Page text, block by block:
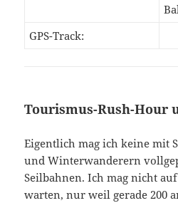
GPS-Track:
Tourismus-Rush-Hour
Eigentlich mag ich keine mit
und Winterwanderern
Seilbahnen. Ich mag nicht
warten, nur weil gerade 200